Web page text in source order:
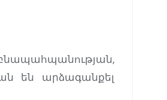
են արձագանքել